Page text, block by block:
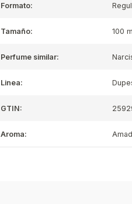
Formato:
Tamaño: 100
Perfume similar:
Linea:
GTIN:
Aroma: